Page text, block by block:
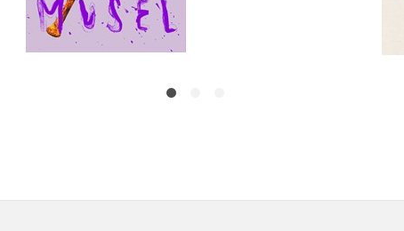
499 Kč
399 Kč